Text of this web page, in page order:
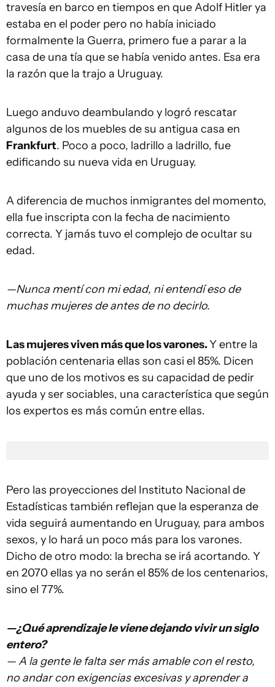
travesía en barco en tiempos en que Adolf Hitler ya
estaba en el poder pero no había iniciado
formalmente la Guerra, primero fue a parar a la
casa de una tía que se había venido antes. Esa era
la razón que la trajo a Uruguay.
Luego anduvo deambulando y logró rescatar
algunos de los muebles de su antigua casa en
Frankfurt. Poco a poco, ladrillo a ladrillo, fue
edificando su nueva vida en Uruguay.
A diferencia de muchos inmigrantes del momento,
ella fue inscripta con la fecha de nacimiento
correcta. Y jamás tuvo el complejo de ocultar su
edad.
—Nunca mentí con mi edad, ni entendí eso de
muchas mujeres de antes de no decirlo.
Las mujeres viven más que los varones.Y entre la
población centenaria ellas son casi el 85%. Dicen
que uno de los motivos es su capacidad de pedir
ayuda y ser sociables, una característica que según
los expertos es más común entre ellas.
Pero las proyecciones del Instituto Nacional de
Estadísticas también reflejan que la esperanza de
vida seguirá aumentando en Uruguay, para ambos
sexos, y lo hará un poco más para los varones.
Dicho de otro modo: la brecha se irá acortando. Y
en 2070 ellas ya no serán el 85% de los centenarios,
sino el 77%.
—¿Qué aprendizaje le viene dejando vivir un siglo
entero?
— A la gente le falta ser más amable con el resto,
no andar con exigencias excesivas y aprender a